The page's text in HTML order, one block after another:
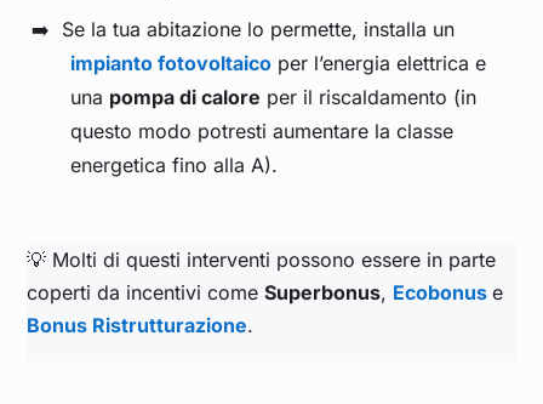
Se la tua abitazione lo permette, installa un
impianto fotovoltaico per l’energia elettrica e
una pompa di calore per il riscaldamento (in
questo modo potresti aumentare la classe
energetica fino alla A).
💡 Molti di questi interventi possono essere in parte
coperti da incentivi comeSuperbonus, Ecobonus e
Bonus Ristrutturazione.